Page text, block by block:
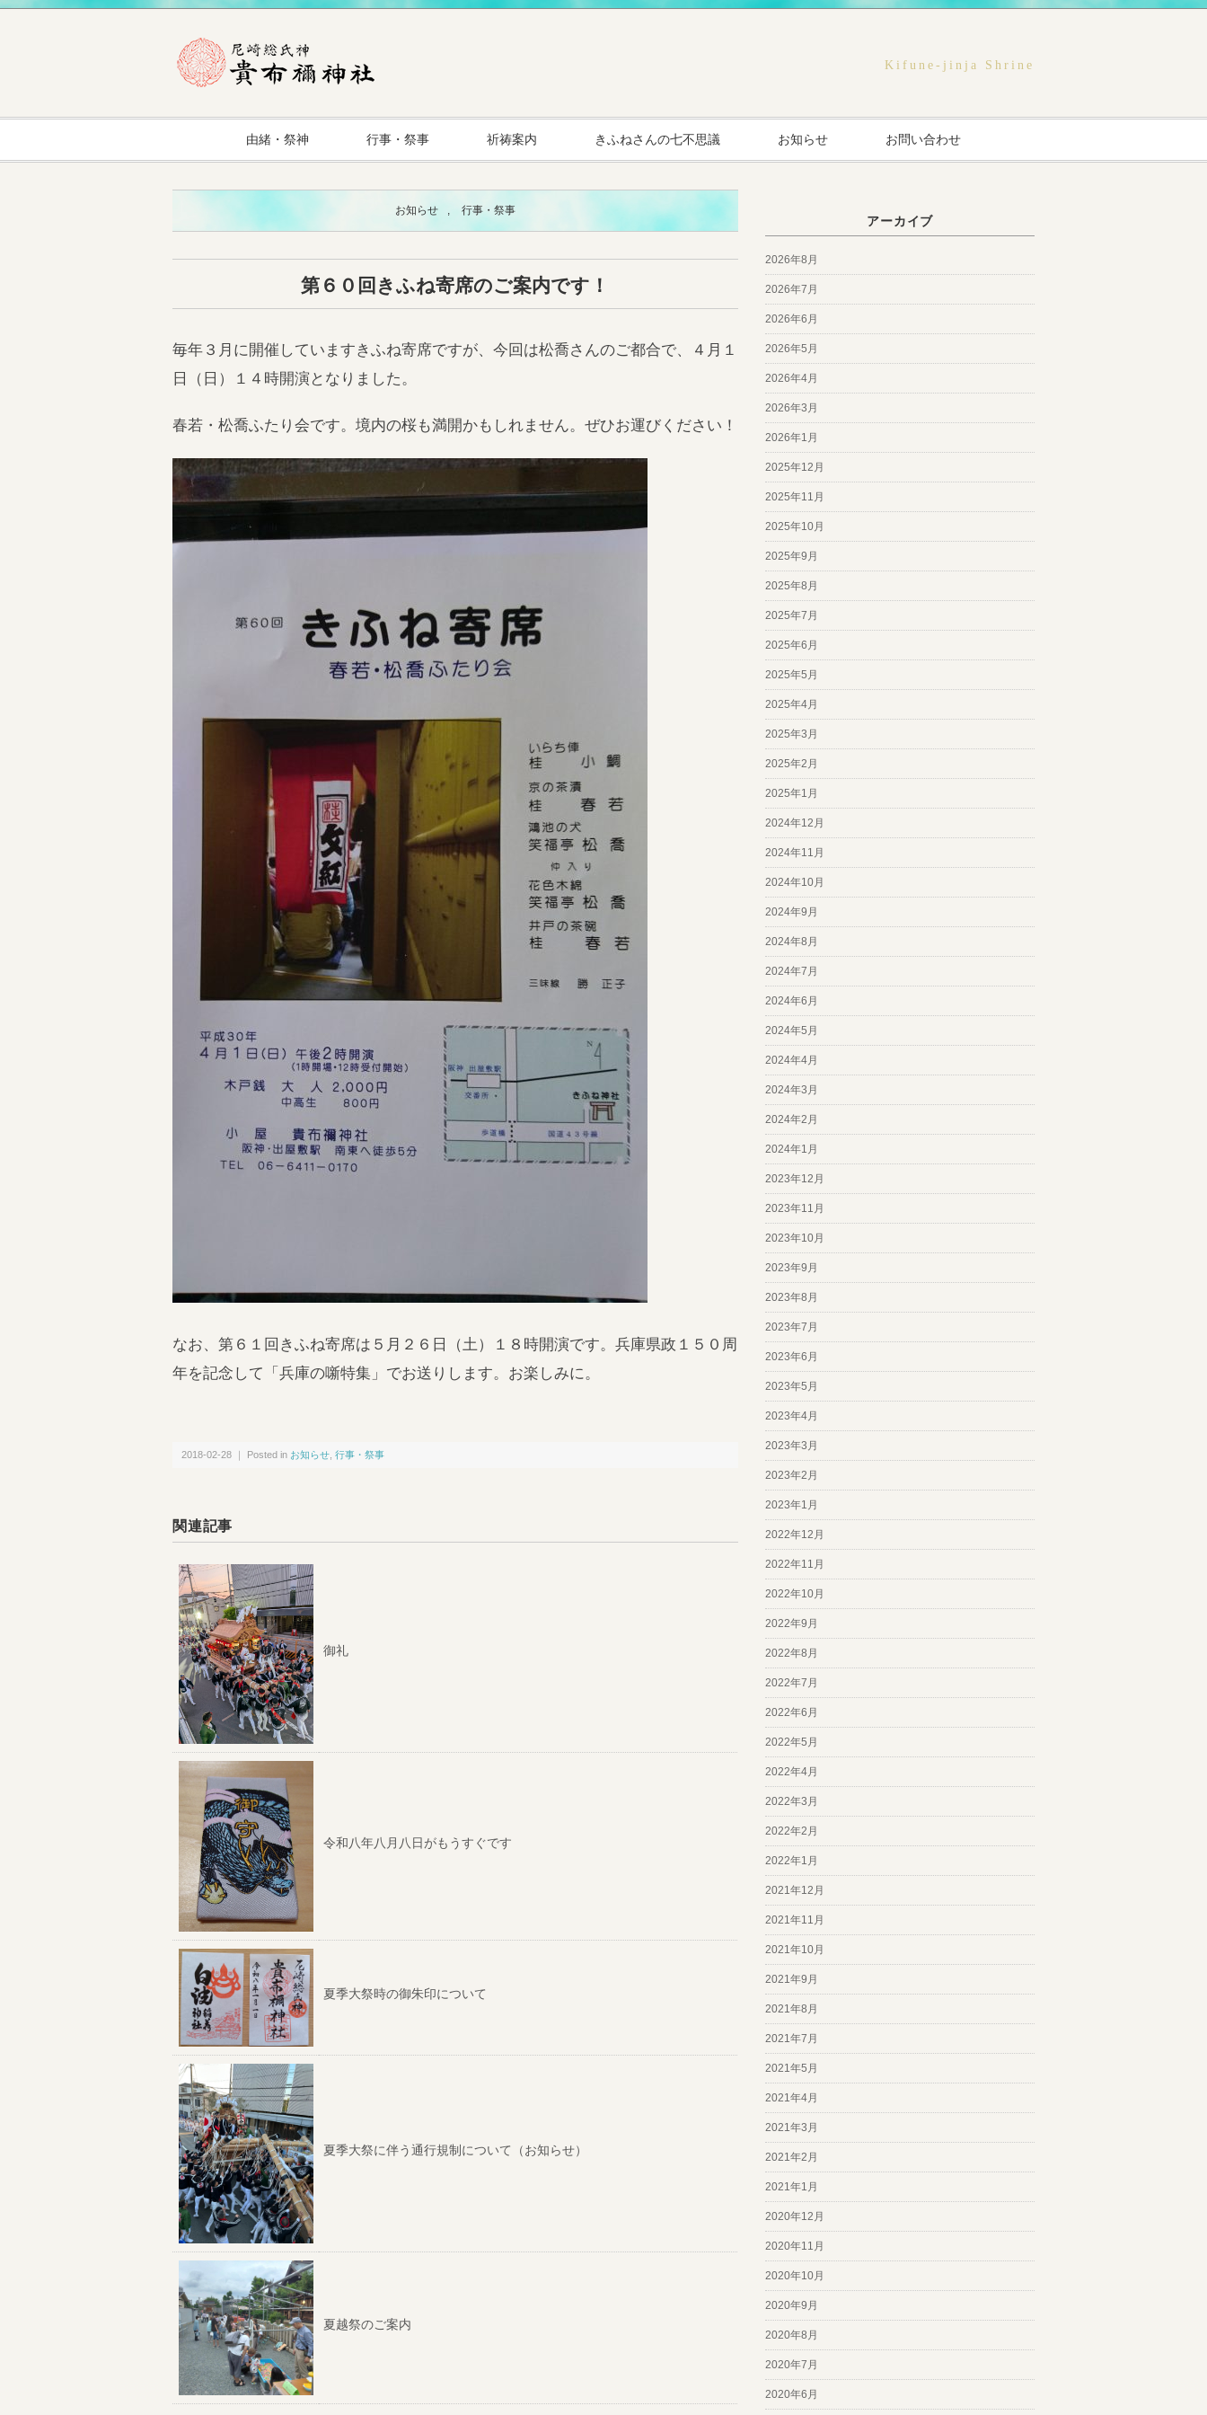
Kifune-jinja Shrine
由緒・祭神 行事・祭事 祈祷案内 きふねさんの七不思議 お知らせ お問い合わせ
お知らせ , 行事・祭事
第６０回きふね寄席のご案内です！
毎年３月に開催していますきふね寄席ですが、今回は松喬さんのご都合で、４月１
日（日）１４時開演となりました。
春若・松喬ふたり会です。境内の桜も満開かもしれません。ぜひお運びください！
なお、第６１回きふね寄席は５月２６日（土）１８時開演です。兵庫県政１５０周
年を記念して「兵庫の噺特集」でお送りします。お楽しみに。
2018-02-28 ｜ Posted in お知らせ 行事・祭事
関連記事
御礼
令和八年八月八日がもうすぐです
夏季大祭時の御朱印について
夏季大祭に伴う通行規制について（お知らせ）
夏越祭のご案内
アーカイブ
2026年8月
2026年7月
2026年6月
2026年5月
2026年4月
2026年3月
2026年1月
2025年12月
2025年11月
2025年10月
2025年9月
2025年8月
2025年7月
2025年6月
2025年5月
2025年4月
2025年3月
2025年2月
2025年1月
2024年12月
2024年11月
2024年10月
2024年9月
2024年8月
2024年7月
2024年6月
2024年5月
2024年4月
2024年3月
2024年2月
2024年1月
2023年12月
2023年11月
2023年10月
2023年9月
2023年8月
2023年7月
2023年6月
2023年5月
2023年4月
2023年3月
2023年2月
2023年1月
2022年12月
2022年11月
2022年10月
2022年9月
2022年8月
2022年7月
2022年6月
2022年5月
2022年4月
2022年3月
2022年2月
2022年1月
2021年12月
2021年11月
2021年10月
2021年9月
2021年8月
2021年7月
2021年5月
2021年4月
2021年3月
2021年2月
2021年1月
2020年12月
2020年11月
2020年10月
2020年9月
2020年8月
2020年7月
2020年6月